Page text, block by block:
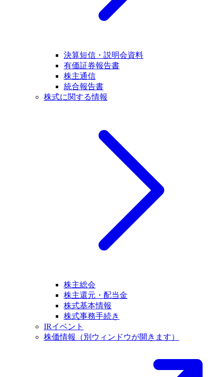
決算短信・説明会資料
有価証券報告書
株主通信
統合報告書
株式に関する情報
株主総会
株主還元・配当金
株式基本情報
株式事務手続き
IRイベント
株価情報
（別ウィンドウが開きます）